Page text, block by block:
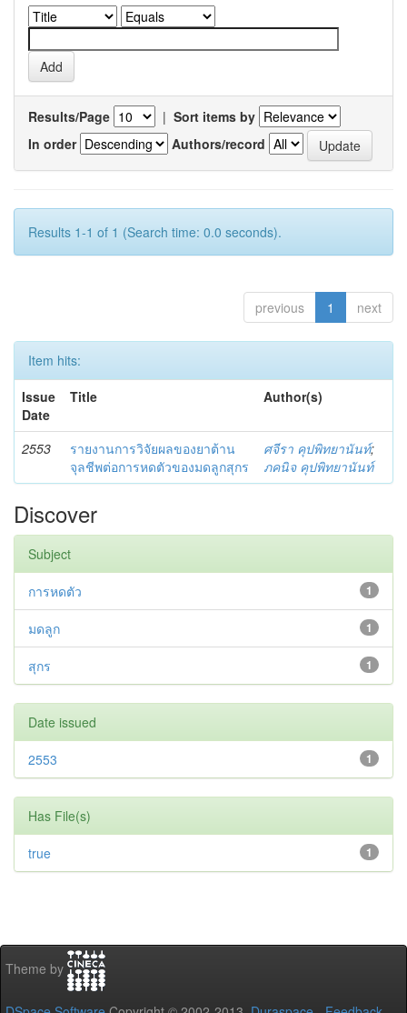
Results/Page | Sort items by
In order
Authors/record
Results 1-1 of 1 (Search time: 0.0 seconds).
previous 1 next
Item hits:
Issue
Date
Title Author(s)
2553
รายงานการวิจัยผลของยาต้าน
จุลชีพต่อการหดตัวของมดลูกสุกร
ศจีรา คุปพิทยานันท์;
ภคนิจ คุปพิทยานันท์
Discover
Subject
1
การหดตัว
1
มดลูก
1
สุกร
Date issued
1
2553
Has File(s)
1
true
Theme by